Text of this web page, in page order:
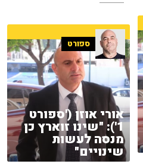
ספורט
אורי אוזן ('ספורט
1'): "שינו זוארץ כן
מנסה לעשות
שינויים"